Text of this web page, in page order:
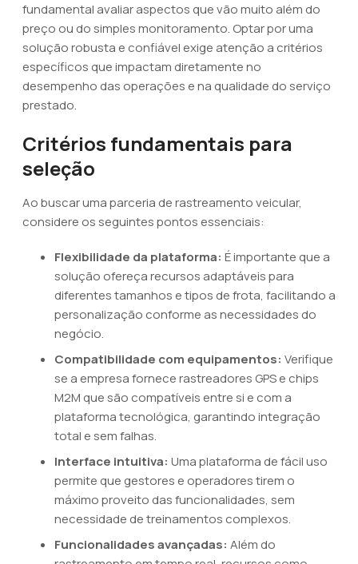
fundamental avaliar aspectos que vão muito além do
preço ou do simples monitoramento. Optar por uma
solução robusta e confiável exige atenção a critérios
específicos que impactam diretamente no
desempenho das operações e na qualidade do serviço
prestado.
Critérios fundamentais para
seleção
Ao buscar uma parceria de rastreamento veicular,
considere os seguintes pontos essenciais:
Flexibilidade da plataforma: É importante que a
solução ofereça recursos adaptáveis para
diferentes tamanhos e tipos de frota, facilitando a
personalização conforme as necessidades do
negócio.
Compatibilidade com equipamentos: Verifique
se a empresa fornece rastreadores GPS e chips
M2M que são compatíveis entre si e com a
plataforma tecnológica, garantindo integração
total e sem falhas.
Interface intuitiva: Uma plataforma de fácil uso
permite que gestores e operadores tirem o
máximo proveito das funcionalidades, sem
necessidade de treinamentos complexos.
Funcionalidades avançadas: Além do